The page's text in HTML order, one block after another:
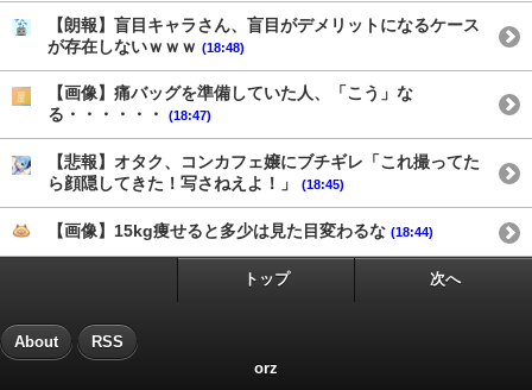
【朗報】盲目キャラさん、盲目がデメリットになるケース
が存在しないｗｗｗ (18:48)
【画像】痛バッグを準備していた人、「こう」な
る・・・・・・
(18:47)
【悲報】オタク、コンカフェ嬢にブチギレ「これ撮ってた
ら顔隠してきた！写さねえよ！」
(18:45)
【画像】15kg痩せると多少は見た目変わるな (18:44)
トップ 次へ
About RSS
orz